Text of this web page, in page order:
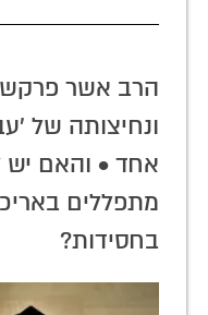
הרב אשר
ונחיצותה של
אחד • והאם
מתפללים
בחסידות?